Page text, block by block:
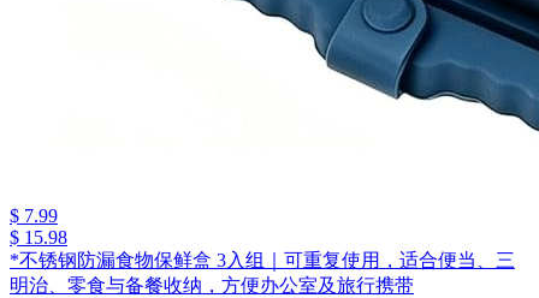
$ 7.99
$ 15.98
*不锈钢防漏食物保鲜盒 3入组｜可重复使用，适合便当、三
明治、零食与备餐收纳，方便办公室及旅行携带